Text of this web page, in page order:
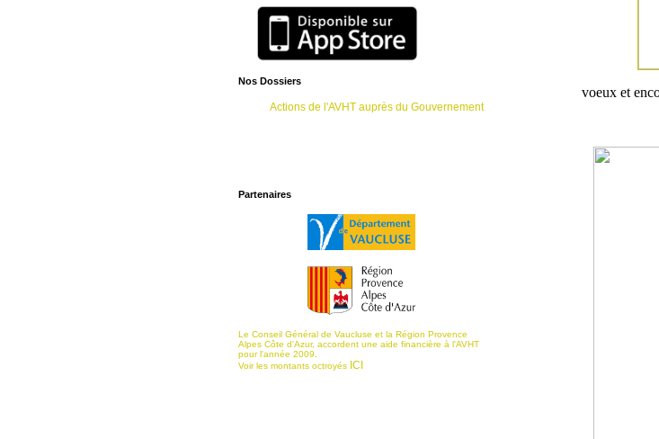
Suite à notre demande de rendez-vous auprès du
Ministère du Travail, vous trouverez dans la rubrique
"accueil", le compte rendu de l'entretien du 3 octobre
Nos Dossiers
Actions de l'AVHT auprès du Gouvernement
Partenaires
Le Conseil Général de Vaucluse et la Région Provence
Alpes Côte d'Azur, accordent une aide financière à l'AVHT
pour l'année 2009.
Voir les montants octroyés ICI
voeux et